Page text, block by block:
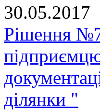
30.05.2017
Рішення
ділянки "